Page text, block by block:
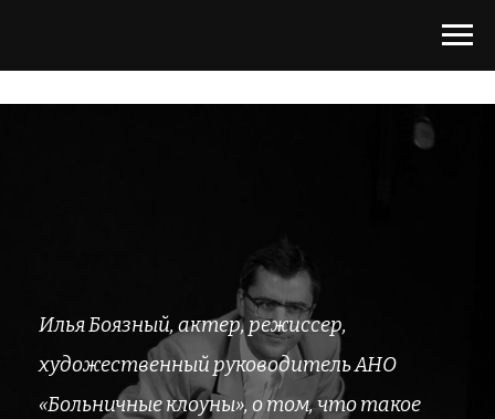
Илья Боязный, актер, режиссер,
художественный руководитель АНО
«Больничные клоуны», о том, что такое